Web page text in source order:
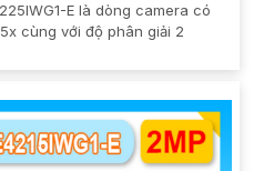
E là dòng camera có
cùng với độ phân giải 2